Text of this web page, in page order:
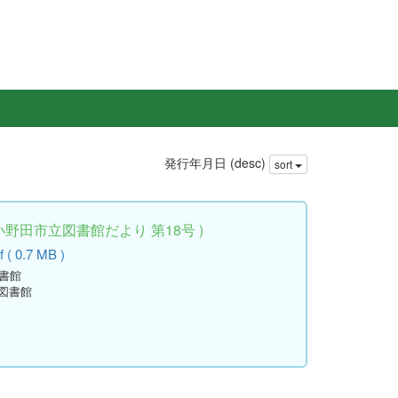
発行年月日 (desc) sort
田市立図書館だより 第18号 )
( 0.7 MB )
館
書館